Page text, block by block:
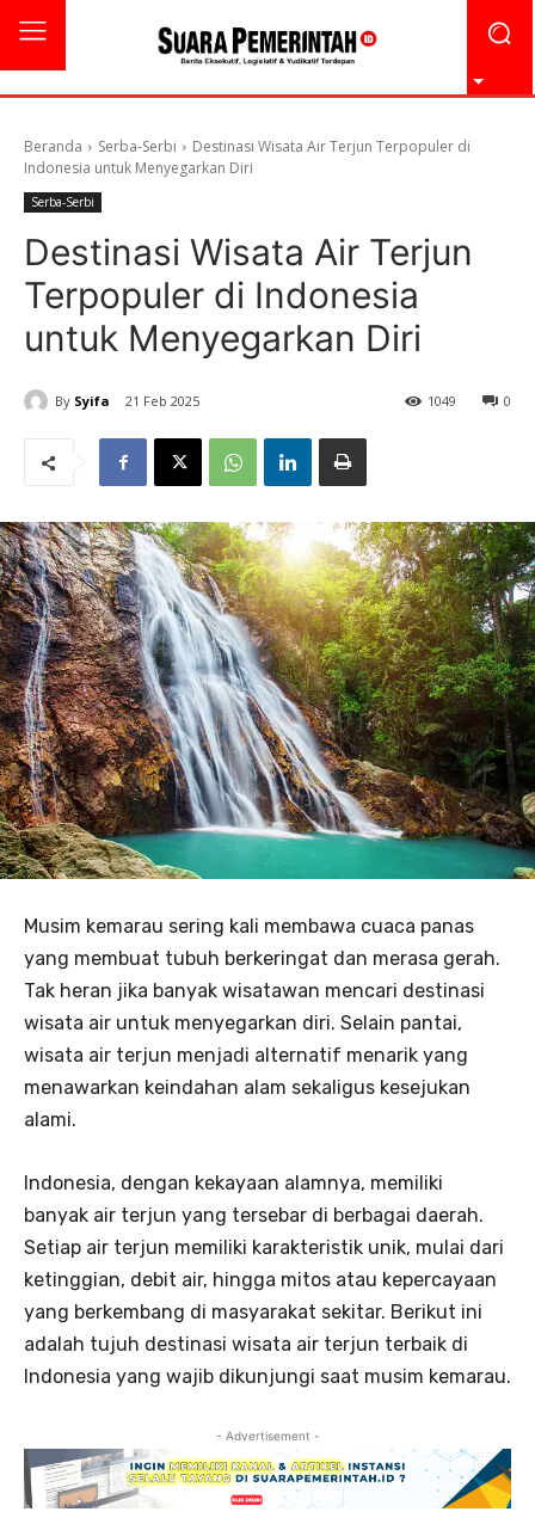
Beranda Serba-Serbi
Destinasi Wisata Air Terjun Terpopuler di
Indonesia untuk Menyegarkan Diri
Serba-Serbi
Destinasi Wisata Air Terjun
Terpopuler di Indonesia
untuk Menyegarkan Diri
By Syifa 21 Feb 2025 0
1049
Musim kemarau sering kali membawa cuaca panas
yang membuat tubuh berkeringat dan merasa gerah.
Tak heran jika banyak wisatawan mencari destinasi
wisata air untuk menyegarkan diri. Selain pantai,
wisata air terjun menjadi alternatif menarik yang
menawarkan keindahan alam sekaligus kesejukan
alami.
Indonesia, dengan kekayaan alamnya, memiliki
banyak air terjun yang tersebar di berbagai daerah.
Setiap air terjun memiliki karakteristik unik, mulai dari
ketinggian, debit air, hingga mitos atau kepercayaan
yang berkembang di masyarakat sekitar. Berikut ini
adalah tujuh destinasi wisata air terjun terbaik di
Indonesia yang wajib dikunjungi saat musim kemarau.
- Advertisement -